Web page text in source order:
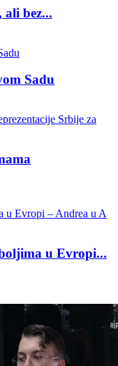
ali bez...
Sadu
u Evropi...